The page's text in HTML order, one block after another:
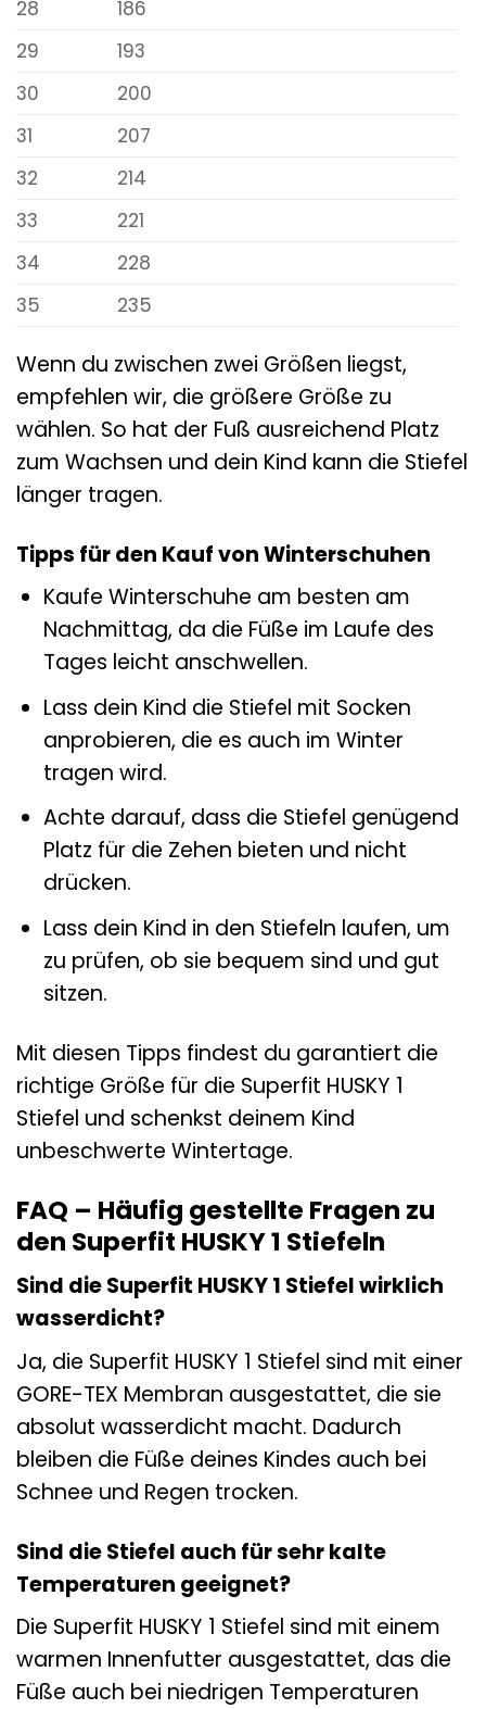
28
186
29
193
30
200
31
207
32
214
33
221
34
228
35
235
Wenn du zwischen zwei Größen liegst,
empfehlen wir, die größere Größe zu
wählen. So hat der Fuß ausreichend Platz
zum Wachsen und dein Kind kann die Stiefel
länger tragen.
Tipps für den Kauf von Winterschuhen
Kaufe Winterschuhe am besten am
Nachmittag, da die Füße im Laufe des
Tages leicht anschwellen.
Lass dein Kind die Stiefel mit Socken
anprobieren, die es auch im Winter
tragen wird.
Achte darauf, dass die Stiefel genügend
Platz für die Zehen bieten und nicht
drücken.
Lass dein Kind in den Stiefeln laufen, um
zu prüfen, ob sie bequem sind und gut
sitzen.
Mit diesen Tipps findest du garantiert die
richtige Größe für die Superfit HUSKY 1
Stiefel und schenkst deinem Kind
unbeschwerte Wintertage.
FAQ – Häufig gestellte Fragen zu
den Superfit HUSKY 1 Stiefeln
Sind die Superfit HUSKY 1 Stiefel wirklich
wasserdicht?
Ja, die Superfit HUSKY 1 Stiefel sind mit einer
GORE-TEX Membran ausgestattet, die sie
absolut wasserdicht macht. Dadurch
bleiben die Füße deines Kindes auch bei
Schnee und Regen trocken.
Sind die Stiefel auch für sehr kalte
Temperaturen geeignet?
Die Superfit HUSKY 1 Stiefel sind mit einem
warmen Innenfutter ausgestattet, das die
Füße auch bei niedrigen Temperaturen